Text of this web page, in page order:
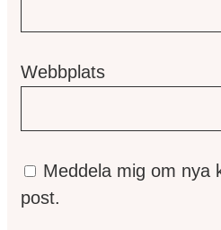
Webbplats
Meddela mig om nya
post.